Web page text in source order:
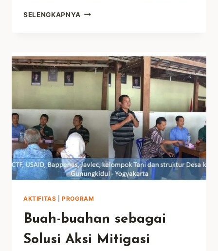
SELENGKAPNYA AGENDA
HUTAN
AKTIFITAS |PROGRAM
Buah-buahan sebagai
Solusi Aksi Mitigasi